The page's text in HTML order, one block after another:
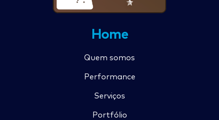
Home
Quem somos
Performance
Serviços
Portfólio